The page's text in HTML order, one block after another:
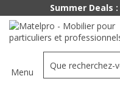
Menu
Summer Deals :